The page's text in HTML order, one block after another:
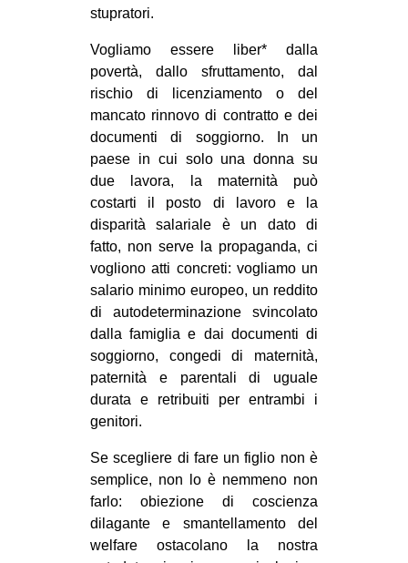
stupratori.
Vogliamo essere liber* dalla
povertà, dallo sfruttamento, dal
rischio di licenziamento o del
mancato rinnovo di contratto e dei
documenti di soggiorno. In un
paese in cui solo una donna su
due lavora, la maternità può
costarti il posto di lavoro e la
disparità salariale è un dato di
fatto, non serve la propaganda, ci
vogliono atti concreti: vogliamo un
salario minimo europeo, un reddito
di autodeterminazione svincolato
dalla famiglia e dai documenti di
soggiorno, congedi di maternità,
paternità e parentali di uguale
durata e retribuiti per entrambi i
genitori.
Se scegliere di fare un figlio non è
semplice, non lo è nemmeno non
farlo: obiezione di coscienza
dilagante e smantellamento del
welfare ostacolano la nostra